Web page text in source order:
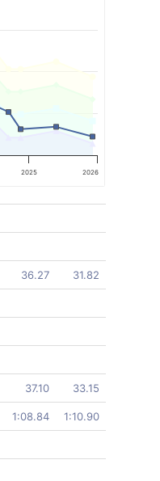
2025 2026
36.27 31.82
37.10 33.15
1:08.84 1:10.90